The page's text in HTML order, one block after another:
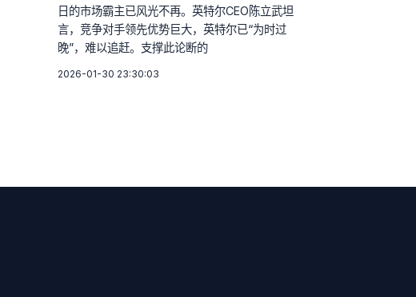
日的市场霸主已风光不再。英特尔CEO陈立武坦
言，竞争对手领先优势巨大，英特尔已“为时过
晚”，难以追赶。支撑此论断的
2026-01-30 23:30:03